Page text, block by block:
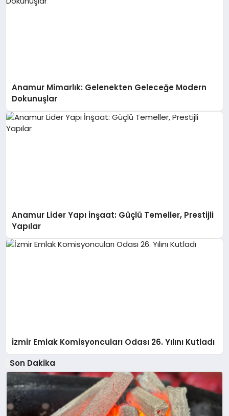
Anamur Mimarlık: Gelenekten Geleceğe Modern
Dokunuşlar
Anamur Lider Yapı İnşaat: Güçlü Temeller, Prestijli
Yapılar
İzmir Emlak Komisyoncuları Odası 26. Yılını Kutladı
Son Dakika